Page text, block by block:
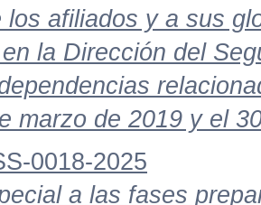
los afiliados y a sus
la Dirección del
marzo de 2019 y el
0018-2025
a las fases